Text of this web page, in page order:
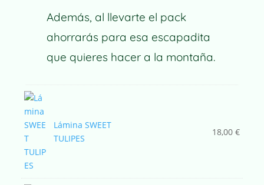
Además, al llevarte el pack
ahorrarás para esa escapadita
que quieres hacer a la montaña.
Lámina SWEET
TULIPES
18,00€